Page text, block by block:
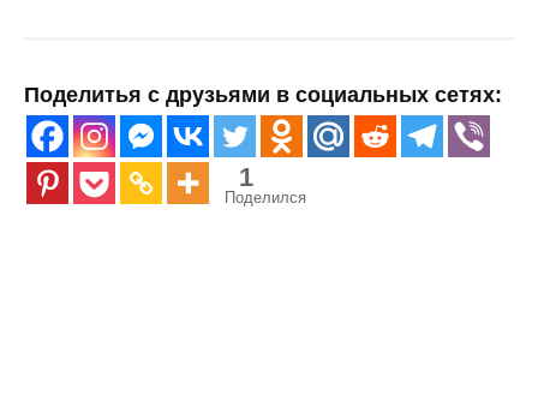
Поделитья с друзьями в социальных сетях:
1
Поделился